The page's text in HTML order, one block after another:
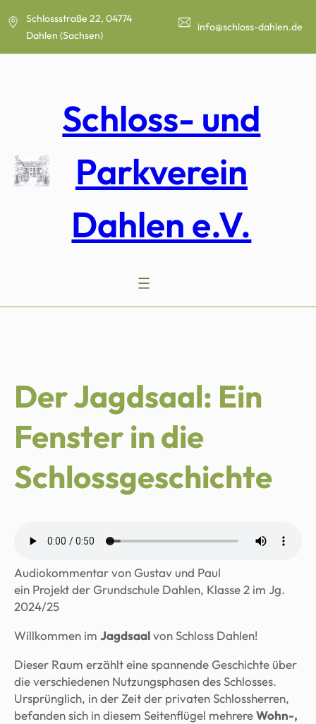
Inhalt
springen
Schlossstraße 22, 04774
Dahlen (Sachsen)
info@schloss-dahlen.de
Schloss- und
Parkverein
Dahlen e.V.
Der Jagdsaal: Ein
Fenster in die
Schlossgeschichte
Audiokommentar von Gustav und Paul
ein Projekt der Grundschule Dahlen, Klasse 2 im Jg.
2024/25
Willkommen im Jagdsaalvon Schloss Dahlen!
Dieser Raum erzählt eine spannende Geschichte über
die verschiedenen Nutzungsphasen des Schlosses.
Ursprünglich, in der Zeit der privaten Schlossherren,
befanden sich in diesem Seitenflügel mehrereWohn-,